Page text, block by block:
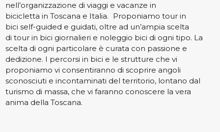
nell’organizzazione di viaggi e vacanze in
bicicletta in Toscana e Italia. Proponiamo tour in
bici self-guided e guidati, oltre ad un’ampia scelta
di tour in bici giornalieri e noleggio bici di ogni tipo. La
scelta di ogni particolare è curata con passione e
dedizione. I percorsi in bici e le strutture che vi
proponiamo vi consentiranno di scoprire angoli
sconosciuti e incontaminati del territorio, lontano dal
turismo di massa, che vi faranno conoscere la vera
anima della Toscana.